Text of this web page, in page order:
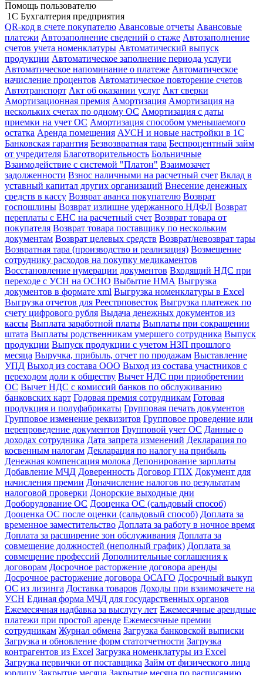
Помощь пользователю
1С Бухгалтерия предприятия
QR-код в счете покупателю Авансовые отчеты Авансовые
платежи Автозаполнение сведений о стаже Автозаполнение
счетов учета номенклатуры Автоматический выпуск
продукции Автоматическое заполнение периода услуги
Автоматическое напоминание о платеже Автоматическое
начисление процентов Автоматическое повторение счетов
Автотранспорт Акт об оказании услуг Акт сверки
Амортизационная премия Амортизация Амортизация на
нескольких счетах по одному ОС Амортизация с даты
приемки на учет ОС Амортизация способом уменьшаемого
остатка Аренда помещения АУСН и новые настройки в 1С
Банковская гарантия Безвозвратная тара Беспроцентный займ
от учредителя Благотворительность Больничные
Взаимодействие с системой "Платон" Взаимозачет
задолженности Взнос наличными на расчетный счет Вклад в
уставный капитал других организаций Внесение денежных
средств в кассу Возврат аванса покупателю Возврат
госпошлины Возврат излишне удержанного НДФЛ Возврат
переплаты с ЕНС на расчетный счет Возврат товара от
покупателя Возврат товара поставщику по нескольким
документам Возврат целевых средств Возврат/невозврат тары
Возвратная тара (производство и реализация) Возмещение
сотруднику расходов на покупку медикаментов
Восстановление нумерации документов Входящий НДС при
переходе с УСН на ОСНО Выбытие НМА Выгрузка
документов в формате xml Выгрузка номенклатуры в Excel
Выгрузка отчетов для Реестрповесток Выгрузка платежек по
счету цифрового рубля Выдача денежных документов из
кассы Выплата заработной платы Выплаты при сокращении
штата Выплаты родственникам умершего сотрудника Выпуск
продукции Выпуск продукции с учетом НЗП прошлого
месяца Выручка, прибыль, отчет по продажам Выставление
УПД Выход из состава ООО Выход из состава участников с
переходом доли к обществу Вычет НДС при приобретении
ОС Вычет НДС с комиссий банков по обслуживанию
банковских карт Годовая премия сотрудникам Готовая
продукция и полуфабрикаты Групповая печать документов
Групповое изменение реквизитов Групповое проведение или
перепроведение документов Групповой учет ОС Данные о
доходах сотрудника Дата запрета изменений Декларация по
косвенным налогам Декларация по налогу на прибыль
Денежная компенсация молока Депонирование зарплаты
Добавление МЧД Доверенность Договор ГПХ Документ для
начисления премии Доначисление налогов по результатам
налоговой проверки Донорские выходные дни
Дооборудование ОС Дооценка ОС (сальдовый способ)
Дооценка ОС после оценки (сальдовый способ) Доплата за
временное заместительство Доплата за работу в ночное время
Доплата за расширение зон обслуживания Доплата за
совмещение должностей (неполный график) Доплата за
совмещение профессий Дополнительные соглашения к
договорам Досрочное расторжение договора аренды
Досрочное расторжение договора ОСАГО Досрочный выкуп
ОС из лизинга Доставка товаров Доходы при взаимозачете на
УСН Единая форма МЧД для государственных органов
Ежемесячная надбавка за выслугу лет Ежемесячные арендные
платежи при простой аренде Ежемесячные премии
сотрудникам Журнал обмена Загрузка банковской выписки
Загрузка и обновление форм статотчетности Загрузка
контрагентов из Excel Загрузка номенклатуры из Excel
Загрузка первички от поставщика Займ от физического лица
юрлицу Закрытие месяца Закрытие месяца по расписанию